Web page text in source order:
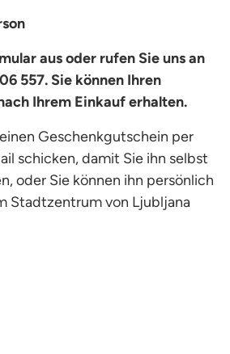
aus oder rufen Sie uns an
557. Sie können Ihren
Ihrem Einkauf erhalten.
Geschenkgutschein per
schicken, damit Sie ihn selbst
oder Sie können ihn persönlich
Stadtzentrum von Ljubljana